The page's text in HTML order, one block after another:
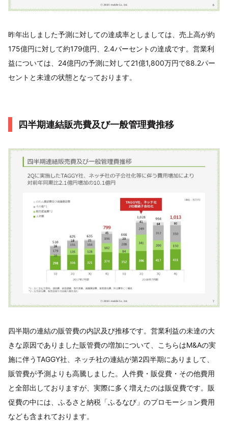
昨年出しました予測に対しての達成率としましては、売上高が約
175億円に対して約179億円、2.4パーセントの達成です。営業利
益については、24億円の予測に対して21億1,800万円で88.2パー
セントと未達の状態となっております。
四半期連結販売費及び一般管理費推移
四半期の連結の販管費の内訳及び推移です。営業利益の未達の大
きな原因でありました販管費の増加について、こちらはM&Aの実
施に伴うTAGGY社、ネッチ社の連結が第2四半期にありまして、
販管費が予測よりも高騰しました。人件費・販促費・その他費用
と全部出しておりますが、実際に多く増えたのは販促費です。販
促費の中には、ふるさと納税「ふるなび」のプロモーション費用
なども含まれております。